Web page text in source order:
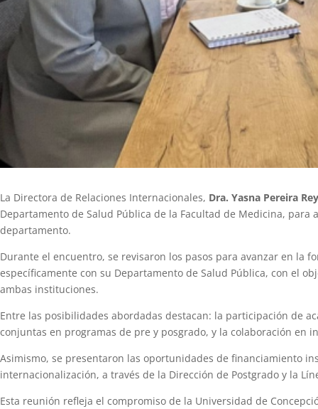
La Directora de Relaciones Internacionales, Dra. Yasna Pereira
Departamento de Salud Pública de la Facultad de Medicina,
departamento.
Durante el encuentro, se revisaron los pasos para avanzar en la
específicamente con su Departamento de Salud Pública, con el
ambas instituciones.
Entre las posibilidades abordadas destacan: la participación de
conjuntas en programas de pre y posgrado, y la colaboración en
Asimismo, se presentaron las oportunidades de financiamiento
internacionalización, a través de la Dirección de Postgrado y la
Esta reunión refleja el compromiso de la Universidad de